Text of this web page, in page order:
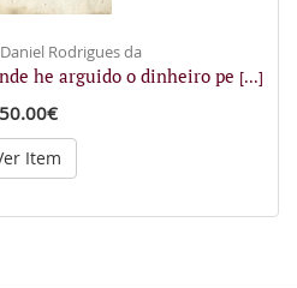
Daniel Rodrigues da
he arguido o dinheiro pe [...]
50.00€
Item